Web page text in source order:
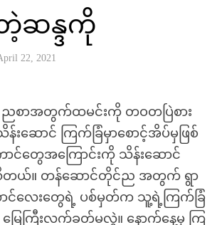
ဆန္ဒကို
22, 2021
ာအတွက်ထမင်းကို တဝတပြဲစား
သိန်းဆောင် ကြက်ခြံမှာစောင့်အိပ်မှဖြစ်
င်တွေအကြောင်းကို သိန်းဆောင်
သိတယ်။ တန်ဆောင်တိုင်ည အတွက် ရွာ
င်လေးတွေရဲ့ ပစ်မှတ်က သူ့ရဲ့ကြက်ခြံ
ြေကြီးလက်ခတ်မလွဲ။ နောက်နေ့မှ ကြ